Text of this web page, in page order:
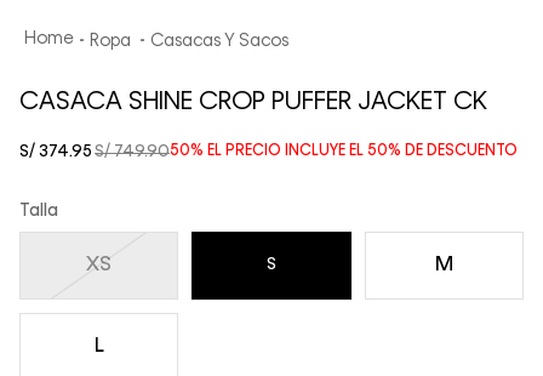
Ropa Casacas Y Sacos
CASACA SHINE CROP PUFFER JACKET CK
50% EL PRECIO INCLUYE EL 50% DE DESCUENTO
S/ 749.90
S/ 374.95
Talla
L
M
S
XS